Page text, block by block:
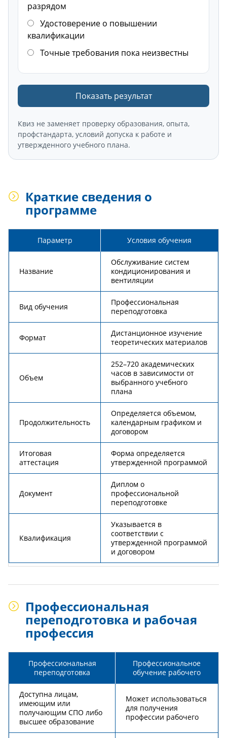
разрядом
Удостоверение о повышении
квалификации
Точные требования пока неизвестны
Показать результат
Квиз не заменяет проверку образования, опыта,
профстандарта, условий допуска к работе и
утвержденного учебного плана.
Краткие сведения о
программе
Параметр Условия обучения
Название
Обслуживание систем
кондиционирования и
вентиляции
Вид обучения
Профессиональная
переподготовка
Формат
Дистанционное изучение
теоретических материалов
Объем
252–720 академических
часов в зависимости от
выбранного учебного
плана
Продолжительность
Определяется объемом,
календарным графиком и
договором
Итоговая
аттестация
Форма определяется
утвержденной программой
Документ
Диплом о
профессиональной
переподготовке
Квалификация
Указывается в
соответствии с
утвержденной программой
и договором
Профессиональная
переподготовка и рабочая
профессия
Профессиональная
переподготовка
Профессиональное
обучение рабочего
Доступна лицам,
имеющим или
получающим СПО либо
высшее образование
Может использоваться
для получения
профессии рабочего